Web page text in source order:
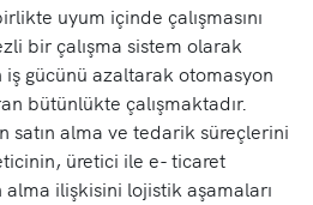
uyum içinde çalışmasını
bir çalışma sistem olarak
iş gücünü azaltarak otomasyon
bütünlükte çalışmaktadır.
satın alma ve tedarik süreçlerini
üretici ile e- ticaret
ilişkisini lojistik aşamaları